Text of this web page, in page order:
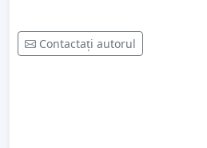
Contactați autorul